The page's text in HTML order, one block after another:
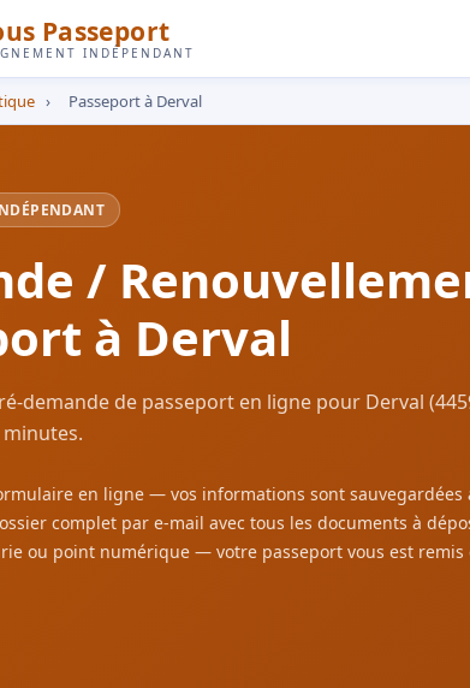
Passeport
INDÉPENDANT
› Passeport à Derval
/
à Derval
demande de passeport en ligne pour Derval
en ligne — vos informations sont
complet par e-mail avec tous les documents à
ou point numérique — votre passeport vous est